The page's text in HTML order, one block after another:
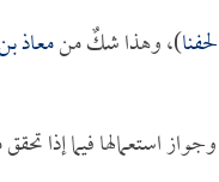
)، وهذا شكٌ منمعاذ
استعمالها فيما إذا